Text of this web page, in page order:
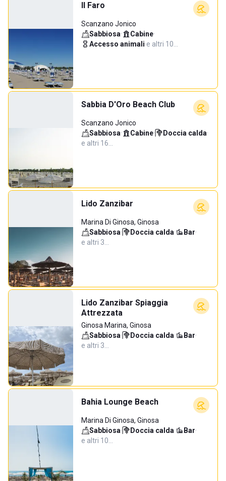
Il Faro
Scanzano Jonico
Sabbiosa· Cabine·
Accesso animali·e altri 10…
Sabbia D'Oro Beach Club
Scanzano Jonico
Sabbiosa· Cabine· Doccia calda·
e altri 16…
Lido Zanzibar
Marina Di Ginosa, Ginosa
Sabbiosa· Doccia calda· Bar·
e altri 3…
Lido Zanzibar Spiaggia
Attrezzata
Ginosa Marina, Ginosa
Sabbiosa· Doccia calda· Bar·
e altri 3…
Bahia Lounge Beach
Marina Di Ginosa, Ginosa
Sabbiosa· Doccia calda· Bar·
e altri 10…